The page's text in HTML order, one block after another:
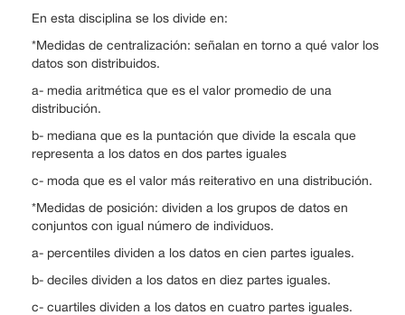
En esta disciplina se los divide en:
*Medidas de centralización: señalan en torno a qué valor los
datos son distribuidos.
a- media aritmética que es el valor promedio de una
distribución.
b- mediana que es la puntación que divide la escala que
representa a los datos en dos partes iguales
c- moda que es el valor más reiterativo en una distribución.
*Medidas de posición: dividen a los grupos de datos en
conjuntos con igual número de individuos.
a- percentiles dividen a los datos en cien partes iguales.
b- deciles dividen a los datos en diez partes iguales.
c- cuartiles dividen a los datos en cuatro partes iguales.